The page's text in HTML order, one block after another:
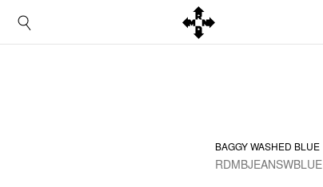
BAGGY WASHED BLUE
RDMBJEANSWBLUE